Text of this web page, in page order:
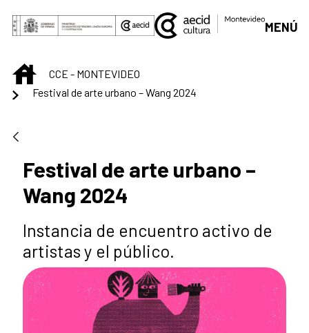
Saltar al contenido principal
MENÚ
INICIOCCE - MONTEVIDEO
Festival de arte urbano – Wang 2024
Festival de arte urbano –
Wang 2024
Instancia de encuentro activo de
artistas y el público.